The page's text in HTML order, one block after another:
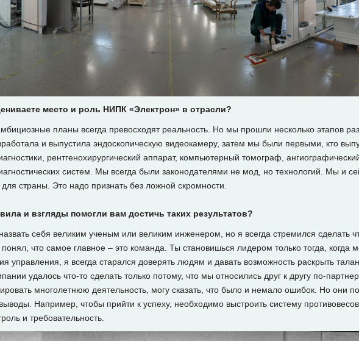
место и роль НИПК «Электрон» в отрасли?
планы всегда превосходят реальность. Но мы прошли несколько этапов
и выпустила эндоскопическую видеокамеру, затем мы были первыми, кто
рентгенохирургический аппарат, компьютерный томограф,
систем. Мы всегда были законодателями не мод, но технологий. Мы и
страны. Это надо признать без ложной скромности.
и взгляды помогли вам достичь таких результатов?
себя великим ученым или великим инженером, но я всегда стремился сделать
что самое главное – это команда. Ты становишься лидером только тогда, когда
управления, я всегда старался доверять людям и давать возможность раскрыть
удалось что-то сделать только потому, что мы относились друг к другу по-
многолетнюю деятельность, могу сказать, что было и немало ошибок. Но они
Например, чтобы прийти к успеху, необходимо выстроить систему
и требовательность.